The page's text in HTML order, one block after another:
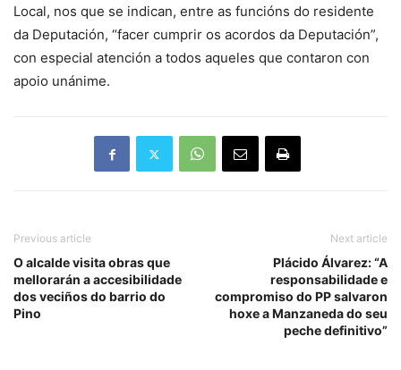
Local, nos que se indican, entre as funcións do residente
da Deputación, “facer cumprir os acordos da Deputación”,
con especial atención a todos aqueles que contaron con
apoio unánime.
Previous article
O alcalde visita obras que
mellorarán a accesibilidade
dos veciños do barrio do
Pino
Next article
Plácido Álvarez: “A
responsabilidade e
compromiso do PP salvaron
hoxe a Manzaneda do seu
peche definitivo”